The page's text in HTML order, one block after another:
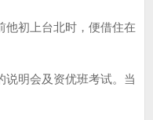
他初上台北时，便借住在
说明会及资优班考试。当